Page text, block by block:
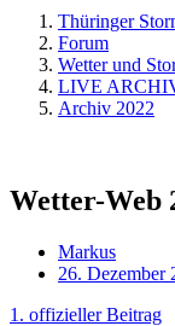
Thüringer
Forum
Wetter und
LIVE
Archiv 2022
Wetter-Web
Markus
26. Dezember
1. offizieller Beitrag